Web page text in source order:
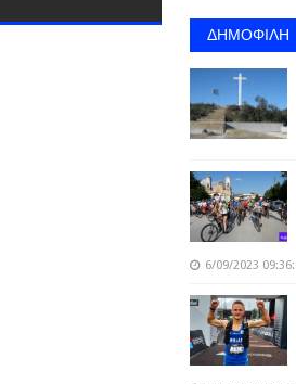
ΔΗΜΟΦΙΛΗ
6/09/2023